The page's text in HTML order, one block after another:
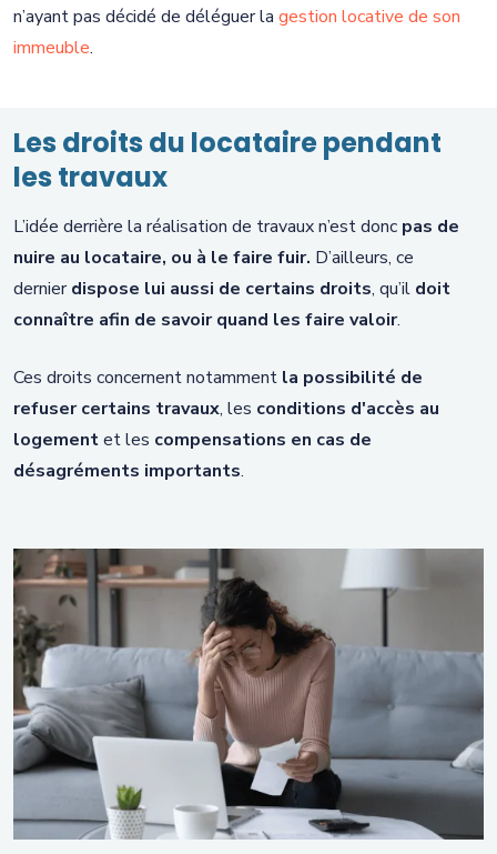
n’ayant pas décidé de déléguer la gestion locative de son
immeuble.
Les droits du locataire pendant
les travaux
L’idée derrière la réalisation de travaux n’est donc pas de
nuire au locataire, ou à le faire fuir. D’ailleurs, ce
dernierdispose lui aussi de certains droits, qu’il doit
connaître afin de savoir quand les faire valoir.
Ces droits concernent notamment la possibilité de
refuser certains travaux, les conditions d'accès au
logementet les compensations en cas de
désagréments importants.